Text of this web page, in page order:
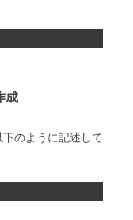
成
のように記述して